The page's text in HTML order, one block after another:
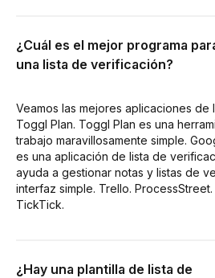
¿Cuál es el mejor programa
una lista de verificación?
Veamos las mejores aplicaciones de
Toggl Plan. Toggl Plan es una
trabajo maravillosamente simple.
es una aplicación de lista de
ayuda a gestionar notas y listas de
interfaz simple. Trello.
TickTick.
¿Hay una plantilla de lista de